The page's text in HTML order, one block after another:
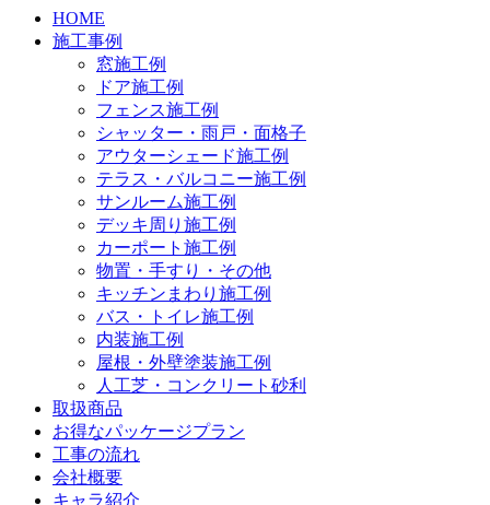
HOME
施工事例
窓施工例
ドア施工例
フェンス施工例
シャッター・雨戸・面格子
アウターシェード施工例
テラス・バルコニー施工例
サンルーム施工例
デッキ周り施工例
カーポート施工例
物置・手すり・その他
キッチンまわり施工例
バス・トイレ施工例
内装施工例
屋根・外壁塗装施工例
人工芝・コンクリート砂利
取扱商品
お得なパッケージプラン
工事の流れ
会社概要
キャラ紹介